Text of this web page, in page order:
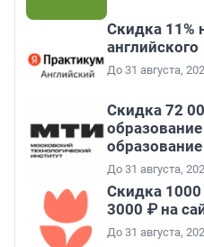
Скидка 11%
английского
До 31 августа,
Скидка 72
До 31 августа,
Скидка
3000 ₽ на
До 31 августа,